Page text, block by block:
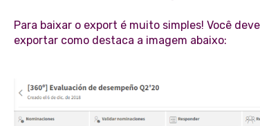
Para baixar o export é muito simples! Você
exportar como destaca a imagem abaixo: